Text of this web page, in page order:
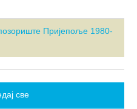
Пријепоље 1980-
све